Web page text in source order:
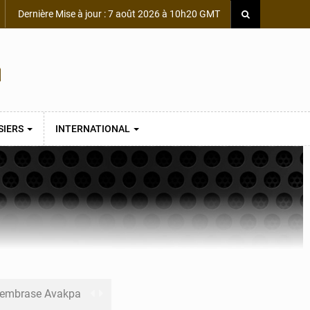
Dernière Mise à jour : 7 août 2026 à 10h20 GMT
INTERNATIONAL
Avakpa